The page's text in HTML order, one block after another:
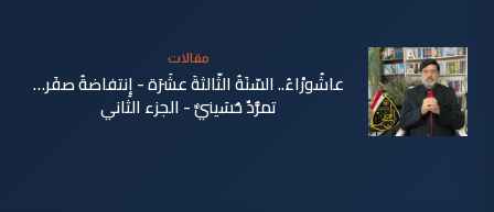
مقالات
عاشُورْاءُ.. السّنَةُ الثّالثةَ عشَرَة - إِنتفاضةُ صفَر…
تمرُّدٌ حُسَينيٌّ - الجزء الثاني